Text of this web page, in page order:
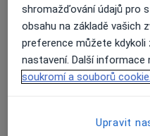
Hlavní léčená onemocnění
Pracovní krize Krize
Nízké sebevědomí
Pacienti, které ošetřuji
shromažďování údajů pro
obsahu na základě vašich
preference můžete
nastavení. Další informace
soukromí a souborů cookie.
Upravit